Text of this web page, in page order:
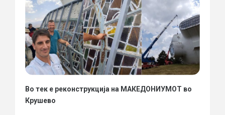
Во тек е реконструкција на МАКЕДОНИУМОТ во
Крушево